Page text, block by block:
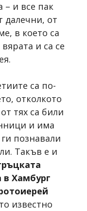
– и все пак
далечни, от
в което са
и са се
са по-
отколкото
тях са били
и има
познавали
Такъв е и
в Хамбург
известно